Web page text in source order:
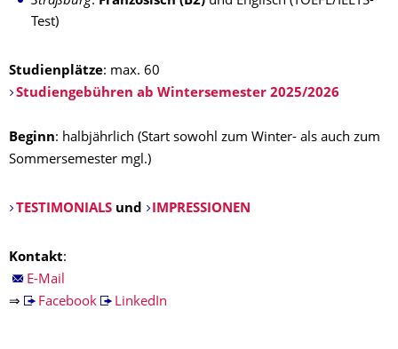
Test)
Studienplätze: max. 60
Studiengebühren ab Wintersemester 2025/2026
Beginn: halbjährlich (Start sowohl zum Winter- als auch zum
Sommersemester mgl.)
TESTIMONIALSund IMPRESSIONEN
Kontakt:
E-Mail
⇒
Facebook LinkedIn